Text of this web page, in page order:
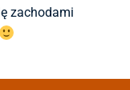
zachodami